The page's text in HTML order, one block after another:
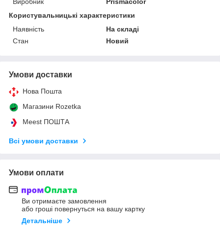
Користувальницькі характеристики
Наявність
На складі
Стан
Новий
Умови доставки
Нова Пошта
Магазини Rozetka
Meest ПОШТА
Всі умови доставки
Умови оплати
Ви отримаєте замовлення
або гроші повернуться на вашу картку
Детальніше